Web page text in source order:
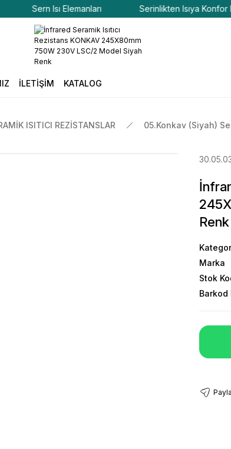
Sern Isı Elemanları Serinlikten Isıya Konfor
İLETİŞİM KATALOG
ISITICI REZİSTANSLAR 05.Konkav (Siyah)
Renk
Marka
Stok
Barkod